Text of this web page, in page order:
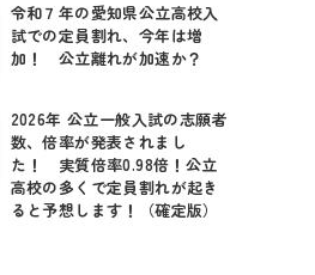
令和７年の愛知県公立高校入
試での定員割れ、今年は増
加！ 公立離れが加速か？
2026年 公立一般入試の志願者
数、倍率が発表されまし
た！ 実質倍率0.98倍！公立
高校の多くで定員割れが起き
ると予想します！（確定版）